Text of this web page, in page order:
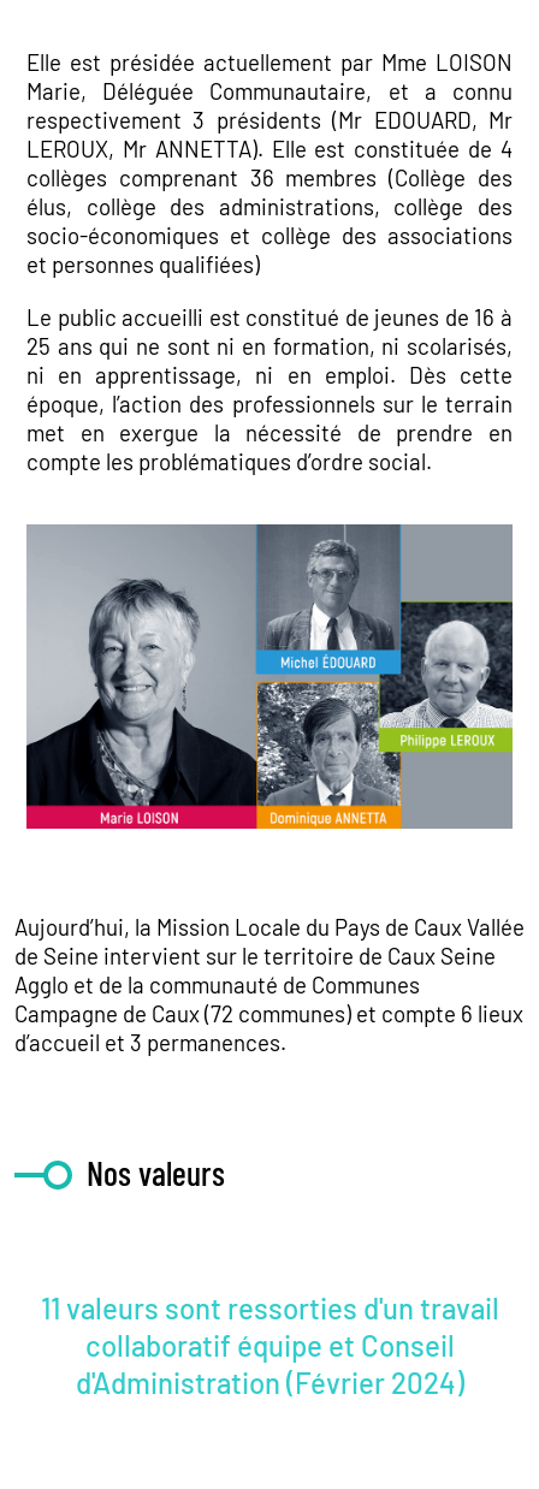
Elle est présidée actuellement par Mme LOISON
Marie, Déléguée Communautaire, et a connu
respectivement 3 présidents (Mr EDOUARD, Mr
LEROUX, Mr ANNETTA). Elle est constituée de 4
collèges comprenant 36 membres (Collège des
élus, collège des administrations, collège des
socio-économiques et collège des associations
et personnes qualifiées)
Le public accueilli est constitué de jeunes de 16 à
25 ans qui ne sont ni en formation, ni scolarisés,
ni en apprentissage, ni en emploi. Dès cette
époque, l’action des professionnels sur le terrain
met en exergue la nécessité de prendre en
compte les problématiques d’ordre social.
Aujourd’hui, la Mission Locale du Pays de Caux Vallée
de Seine intervient sur le territoire de Caux Seine
Agglo et de la communauté de Communes
Campagne de Caux (72 communes) et compte 6 lieux
d’accueil et 3 permanences.
Nos valeurs
11 valeurs sont ressorties d'un travail
collaboratif équipe et Conseil
d'Administration (Février 2024)